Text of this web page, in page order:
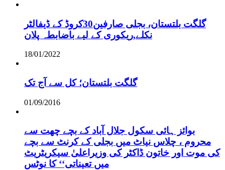
گلگت بلتستان، بجلی صارفین30کروڈ کے ڈیفالٹر
نکلے,ریکوری کے لیے باضابطہ پلان
18/01/2022
گلگت بلتستان؛ کل سے آج تک
01/09/2016
بوائز ہائی سکول جلال آباد کے بچے چھت سے
محروم ، چلاس نیاٹ میں بجلی کے کرنٹ سے بچے
کی موت اور خاتون ڈاکٹر کی وزیراعلیٰ سیکریٹریٹ
میں تعیناتی‘‘ کا نوٹس